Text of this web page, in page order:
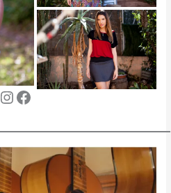
Instagram
Facebook